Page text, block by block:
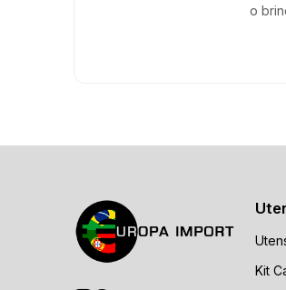
o
Kit